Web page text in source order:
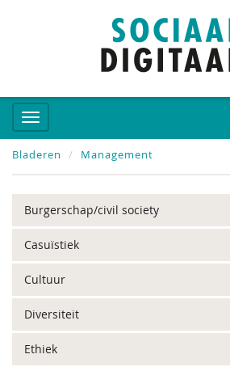
Bladeren Management
Burgerschap/civil society
Casuïstiek
Cultuur
Diversiteit
Ethiek